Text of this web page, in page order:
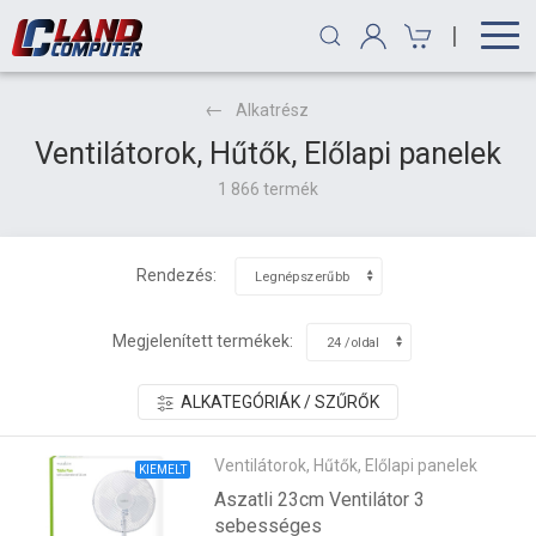
|
Alkatrész
Ventilátorok, Hűtők, Előlapi panelek
1 866 termék
Rendezés:
Megjelenített termékek:
ALKATEGÓRIÁK / SZŰRŐK
KIEMELT Ventilátorok, Hűtők, Előlapi panelek
Aszatli 23cm Ventilátor 3
sebességes